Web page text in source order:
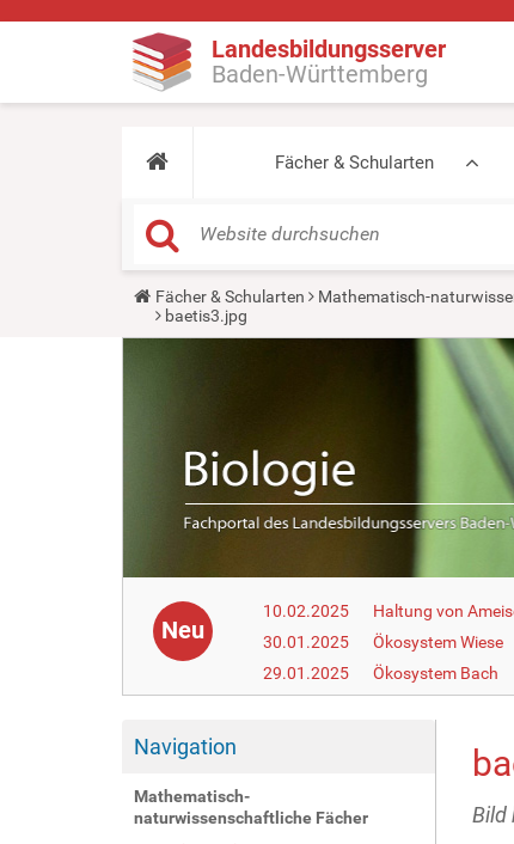
Landesbildungsserver
Baden-Württemberg
Fächer & Schularten
Y
u
Fächer & Schularten Mathematisch-
baetis3.jpg
Neu
10.02.2025
Haltung von
30.01.2025
Ökosystem Wiese
29.01.2025
Ökosystem Bach
Navigation
Mathematisch-
naturwissenschaftliche Fächer
Bild